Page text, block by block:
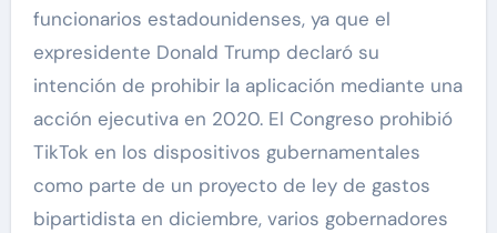
funcionarios estadounidenses, ya que el
expresidente Donald Trump declaró su
intención de prohibir la aplicación mediante una
acción ejecutiva en 2020. El Congreso prohibió
TikTok en los dispositivos gubernamentales
como parte de un proyecto de ley de gastos
bipartidista en diciembre, varios gobernadores